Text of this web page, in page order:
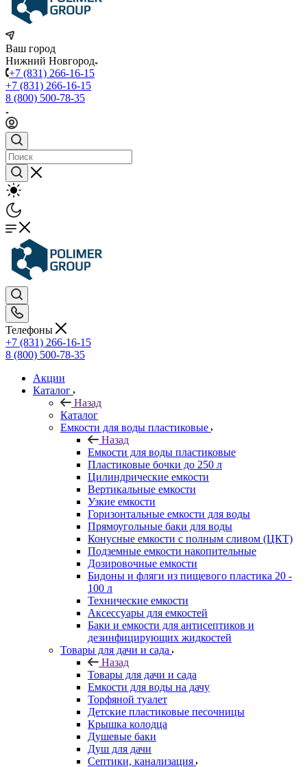
Ваш город
Нижний Новгород
+7 (831) 266-16-15
+7 (831) 266-16-15
8 (800) 500-78-35
Телефоны
+7 (831) 266-16-15
8 (800) 500-78-35
Акции
Каталог
Назад
Каталог
Емкости для воды пластиковые
Назад
Емкости для воды пластиковые
Пластиковые бочки до 250 л
Цилиндрические емкости
Вертикальные емкости
Узкие емкости
Горизонтальные емкости для воды
Прямоугольные баки для воды
Конусные емкости с полным сливом (ЦКТ)
Подземные емкости накопительные
Дозировочные емкости
Бидоны и фляги из пищевого пластика 20 -
100 л
Технические емкости
Аксессуары для емкостей
Баки и емкости для антисептиков и
дезинфицирующих жидкостей
Товары для дачи и сада
Назад
Товары для дачи и сада
Емкости для воды на дачу
Торфяной туалет
Детские пластиковые песочницы
Крышка колодца
Душевые баки
Душ для дачи
Септики, канализация